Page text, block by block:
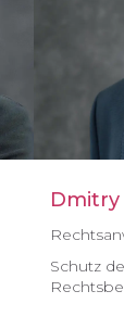
Schutz